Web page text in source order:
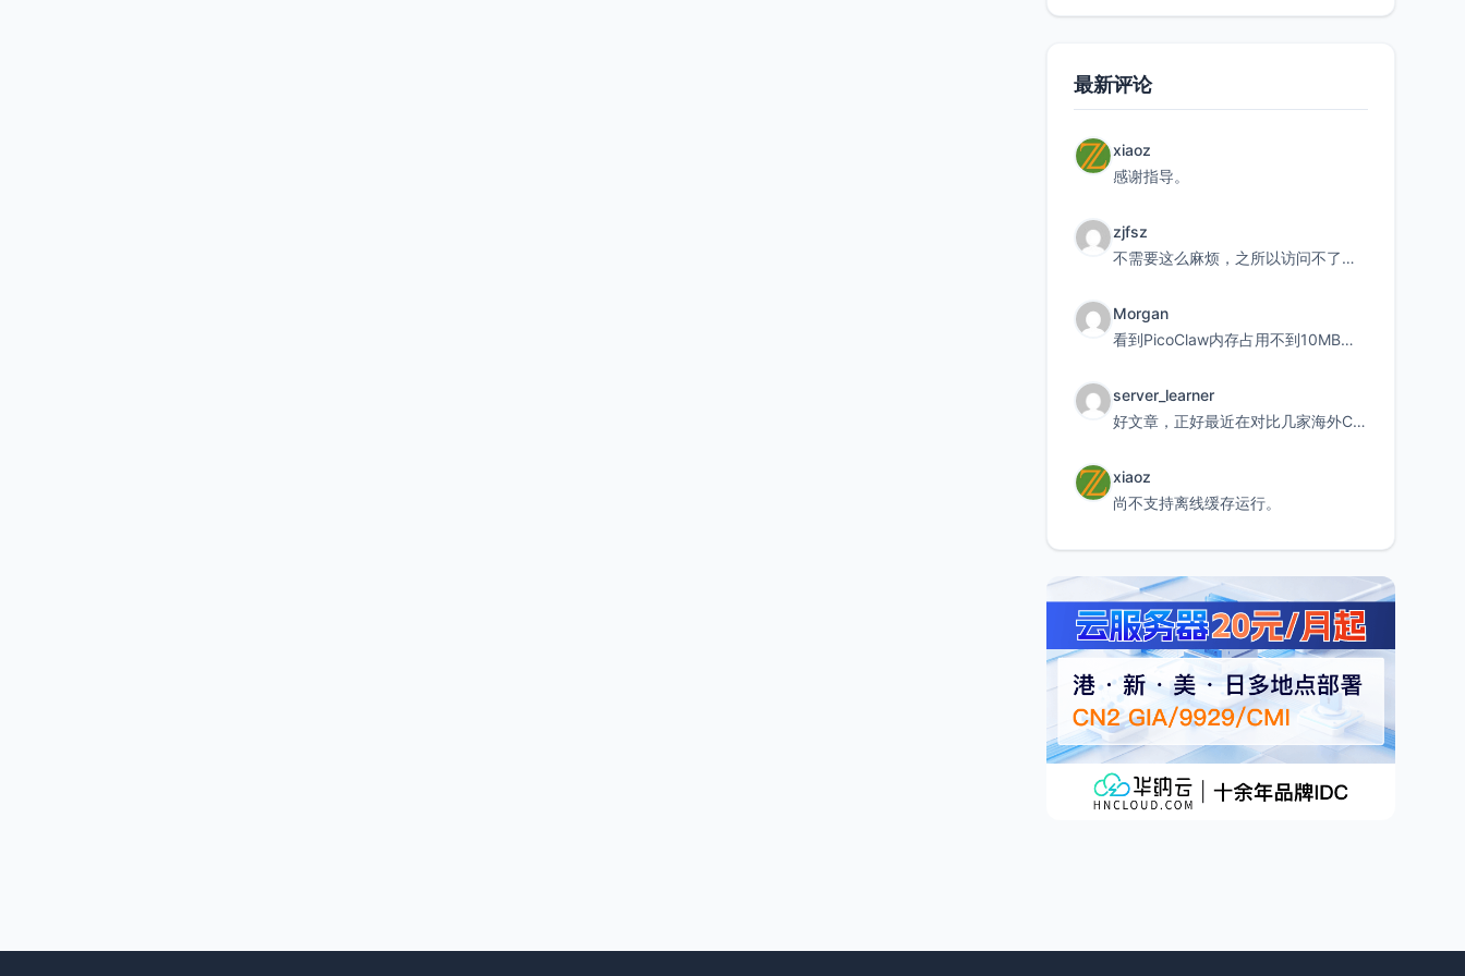
最新评论
xiaoz
感谢指导。
zjfsz
不需要这么麻烦，之所以访问不了，是由于非对称路由的问题，在爱快主路由添加一条静态路由192.168.
Morgan
看到PicoClaw内存占用不到10MB这个数据真的很惊喜，确实很适合我这种想用旧设备折腾AI的小白
server_learner
好文章，正好最近在对比几家海外CDN。文中提到CF免费版不支持自定义回源端口和HOST这个痛点太真实
xiaoz
尚不支持离线缓存运行。